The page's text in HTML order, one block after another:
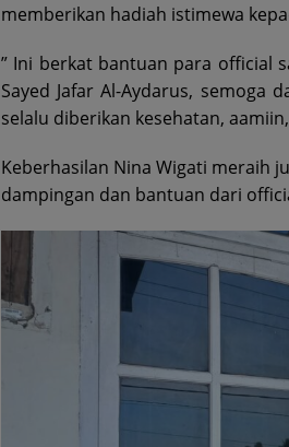
memberikan hadiah istimewa
” Ini berkat bantuan para official
Sayed Jafar Al-Aydarus,
selalu diberikan kesehatan,
Keberhasilan Nina Wigati meraih
dampingan dan bantuan dari